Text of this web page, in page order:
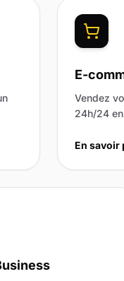
E-
Vendez
24h/24
En savoir